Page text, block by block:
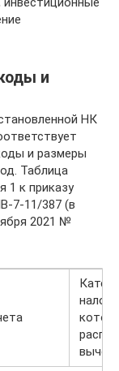
и
НК
и размеры
Таблица
1 к приказу
7-11/387 (в
2021 №
вычет